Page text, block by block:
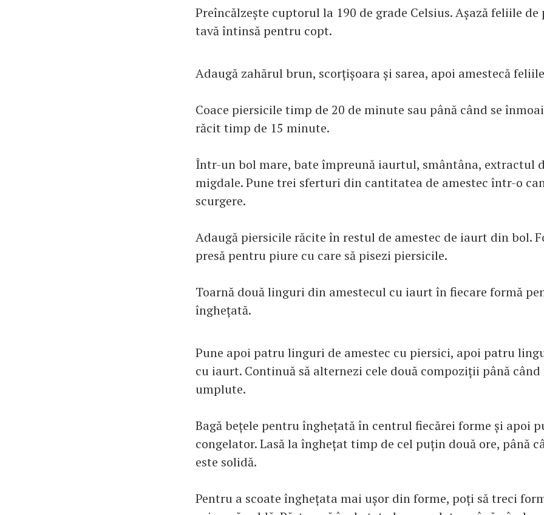
Preîncălzește cuptorul la 190 de grade Celsius. Așază feliile de
tavă întinsă pentru copt.
Adaugă zahărul brun, scorțișoara și sarea, apoi amestecă
Coace piersicile timp de 20 de minute sau până când se
răcit timp de 15 minute.
Într-un bol mare, bate împreună iaurtul, smântâna, extractul
migdale. Pune trei sferturi din cantitatea de amestec într-o
scurgere.
Adaugă piersicile răcite în restul de amestec de iaurt din bol.
presă pentru piure cu care să pisezi piersicile.
Toarnă două linguri din amestecul cu iaurt în fiecare formă
înghețată.
Pune apoi patru linguri de amestec cu piersici, apoi patru
cu iaurt. Continuă să alternezi cele două compoziții până
umplute.
Bagă bețele pentru înghețată în centrul fiecărei forme și apoi
congelator. Lasă la înghețat timp de cel puțin două ore, până
este solidă.
Pentru a scoate înghețata mai ușor din forme, poți să treci